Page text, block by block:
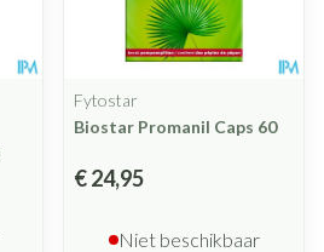
Fytostar
Biostar Promanil Caps 60
€ 24,95
Niet beschikbaar